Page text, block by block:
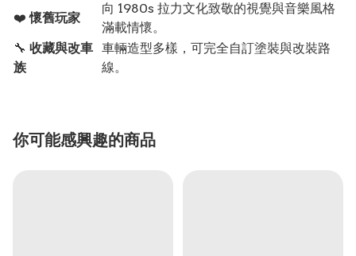
❤️懷舊玩家
向 1980s 拉力文化致敬的視覺與音樂風格
滿載情懷。
🔧 收藏與改車
族
車輛造型多樣，可完全自訂塗裝與改裝路
線。
你可能感興趣的商品